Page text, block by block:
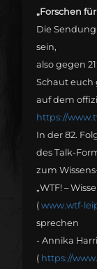
„Forschen
Die
sein,
also gegen
Schaut euch
auf dem
https://
In der 82.
des Talk-
zum
„WTF! –
( www.wtf-
sprechen
- Annika
( https://